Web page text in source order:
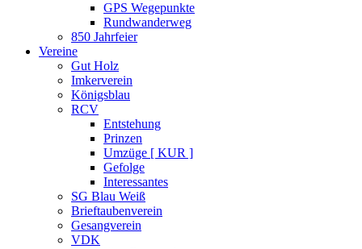
GPS Wegepunkte
Rundwanderweg
850 Jahrfeier
Vereine
Gut Holz
Imkerverein
Königsblau
RCV
Entstehung
Prinzen
Umzüge [ KUR ]
Gefolge
Interessantes
SG Blau Weiß
Brieftaubenverein
Gesangverein
VDK